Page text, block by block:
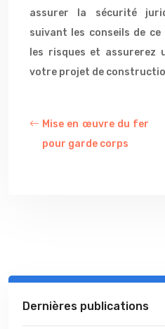
assurer la sécurité
suivant les conseils de ce
les risques et assurerez
votre projet de
Mise en œuvre du fer
pour garde corps
Dernières publications